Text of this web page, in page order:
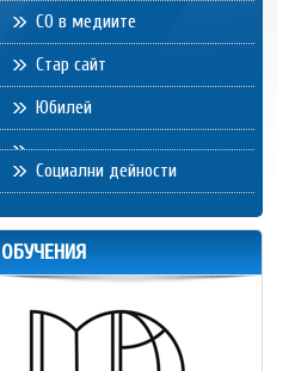
СО в медиите
Стар сайт
Юбилей
Социални дейности
ОБУЧЕНИЯ